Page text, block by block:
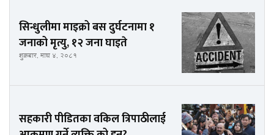
सिन्धुलीमा माइक्रो बस दुर्घटनामा १
जनाको मृत्यु, १२ जना घाइते
शुक्रबार, माघ ४, २०८१
सहकारी पीडितका वकिल त्रिपाठीलाई